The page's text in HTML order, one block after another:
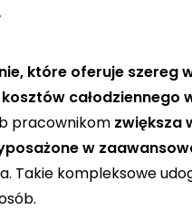
które oferuje szereg
całodziennego
pracownikom zwiększa
w
kompleksowe